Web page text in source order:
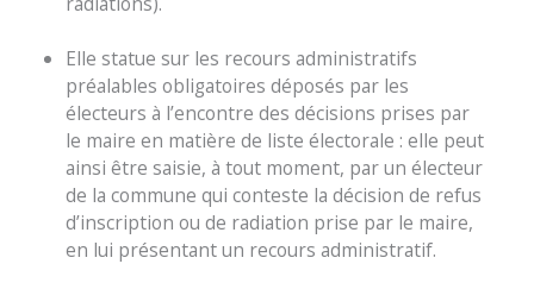
Elle statue sur les recours administratifs
préalables obligatoires déposés par les
électeurs à l’encontre des décisions prises par
le maire en matière de liste électorale : elle peut
ainsi être saisie, à tout moment, par un électeur
de la commune qui conteste la décision de refus
d’inscription ou de radiation prise par le maire,
en lui présentant un recours administratif.